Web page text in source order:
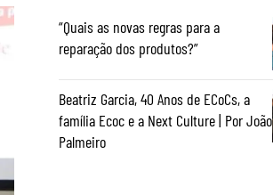
“Quais as novas regras para a
reparação dos produtos?”
Beatriz Garcia, 40 Anos de ECoCs, a
família Ecoc e a Next Culture | Por João
Palmeiro